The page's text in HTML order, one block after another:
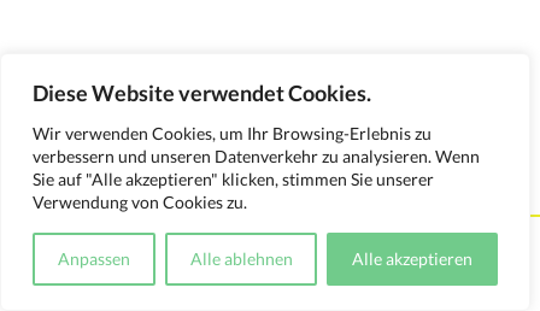
Diese Website verwendet Cookies.
Wir verwenden Cookies, um Ihr Browsing-Erlebnis zu
verbessern und unseren Datenverkehr zu analysieren. Wenn
Sie auf "Alle akzeptieren" klicken, stimmen Sie unserer
Verwendung von Cookies zu.
Anpassen Alle ablehnen Alle akzeptieren
Kontakt Impressum Datenschutzerklärung
Medienverwendungsnachweis